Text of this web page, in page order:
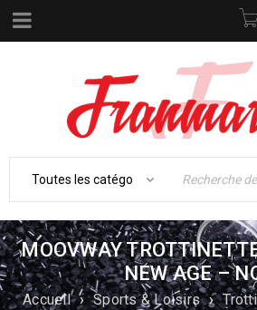
MOOVWAY
NEW AGE –
Accueil › Sports & Loisirs ›